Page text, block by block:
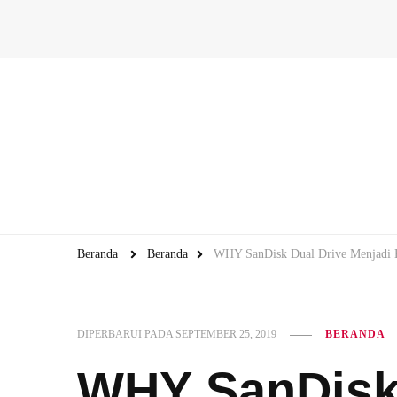
Beranda Beranda WHY SanDisk Dual Drive Menjadi
DIPERBARUI PADA SEPTEMBER 25, 2019 BERANDA